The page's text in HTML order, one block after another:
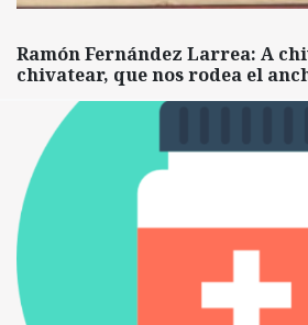
Ramón Fernández Larrea: A
chivatear, que nos rodea el